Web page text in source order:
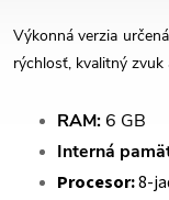
Výkonná verzia
rýchlosť, kvalitný
RAM: 6 GB
Interná
Procesor:8-